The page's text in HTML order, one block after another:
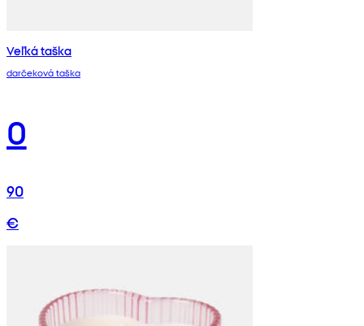
Veľká taška
darčeková taška
0
90
€